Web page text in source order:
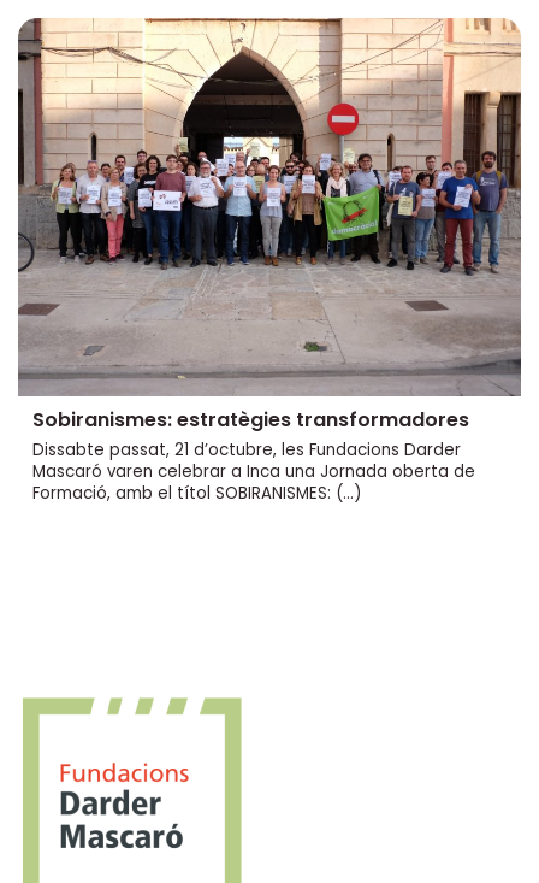
Sobiranismes: estratègies transformadores
Dissabte passat, 21 d’octubre, les Fundacions Darder
Mascaró varen celebrar a Inca una Jornada oberta de
Formació, amb el títol SOBIRANISMES: (…)